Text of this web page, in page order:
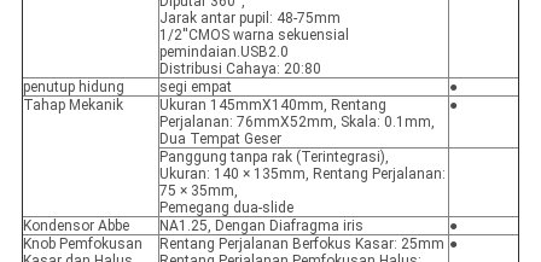
Jarak antar pupil: 48-75mm
1/2''CMOS warna sekuensial
pemindaian.USB2.0
Distribusi Cahaya: 20:80
penutup hidung segi empat
●
Tahap Mekanik
Ukuran 145mmX140mm, Rentang
Perjalanan: 76mmX52mm, Skala: 0.1mm,
Dua Tempat Geser
●
Panggung tanpa rak (Terintegrasi),
Ukuran: 140 × 135mm, Rentang Perjalanan:
75 × 35mm,
Pemegang dua-slide
Kondensor Abbe
NA1.25, Dengan Diafragma iris
●
Knob Pemfokusan
Rentang Perjalanan Berfokus Kasar: 25mm ●